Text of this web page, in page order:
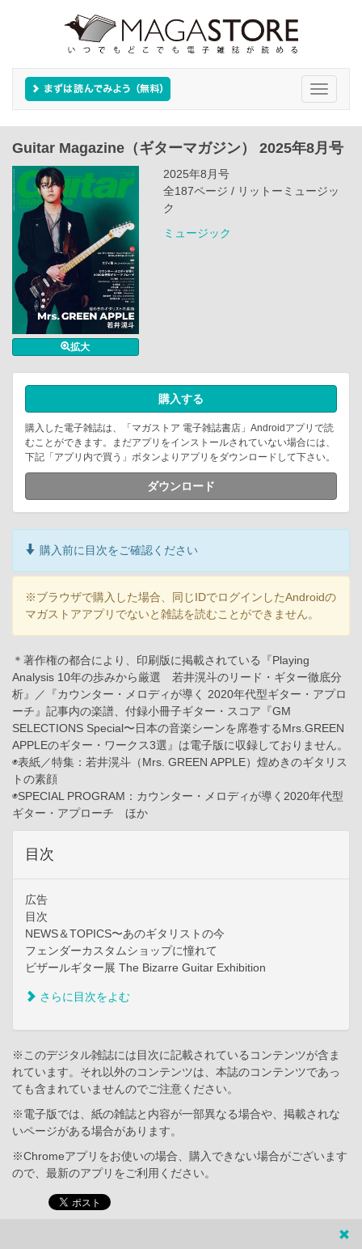
Toggle
Guitar Magazine（ギターマガジン） 2025年8月号
拡大
2025年8月号
全187ページ / リットーミュージッ
ク
ミュージック
購入する
購入した電子雑誌は、「マガストア 電子雑誌書店」Androidアプリで読
むことができます。まだアプリをインストールされていない場合には、
下記「アプリ内で買う」ボタンよりアプリをダウンロードして下さい。
ダウンロード
購入前に目次をご確認ください
※ブラウザで購入した場合、同じIDでログインしたAndroidの
マガストアアプリでないと雑誌を読むことができません。
＊著作権の都合により、印刷版に掲載されている『Playing
Analysis 10年の歩みから厳選 若井滉斗のリード・ギター徹底分
析』／『カウンター・メロディが導く 2020年代型ギター・アプロ
ーチ』記事内の楽譜、付録小冊子ギター・スコア『GM
SELECTIONS Special〜日本の音楽シーンを席巻するMrs.GREEN
APPLEのギター・ワークス3選』は電子版に収録しておりません。
◉表紙／特集：若井滉斗（Mrs. GREEN APPLE）煌めきのギタリス
トの素顔
◉SPECIAL PROGRAM：カウンター・メロディが導く2020年代型
ギター・アプローチ ほか
目次
広告
目次
NEWS＆TOPICS〜あのギタリストの今
フェンダーカスタムショップに憧れて
ビザールギター展 The Bizarre Guitar Exhibition
さらに目次をよむ
※このデジタル雑誌には目次に記載されているコンテンツが含ま
れています。それ以外のコンテンツは、本誌のコンテンツであっ
ても含まれていませんのでご注意ください。
※電子版では、紙の雑誌と内容が一部異なる場合や、掲載されな
いページがある場合があります。
※Chromeアプリをお使いの場合、購入できない場合がございます
ので、最新のアプリをご利用ください。